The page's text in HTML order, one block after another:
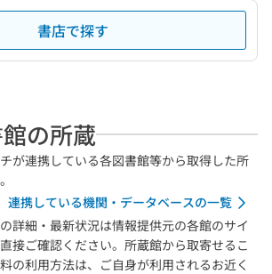
書店で探す
の所蔵
が連携している各図書館等から取得した所
連携している機関・データベースの一覧
詳細・最新状況は情報提供元の各館のサイ
接ご確認ください。所蔵館から取寄せるこ
の利用方法は、ご自身が利用されるお近く